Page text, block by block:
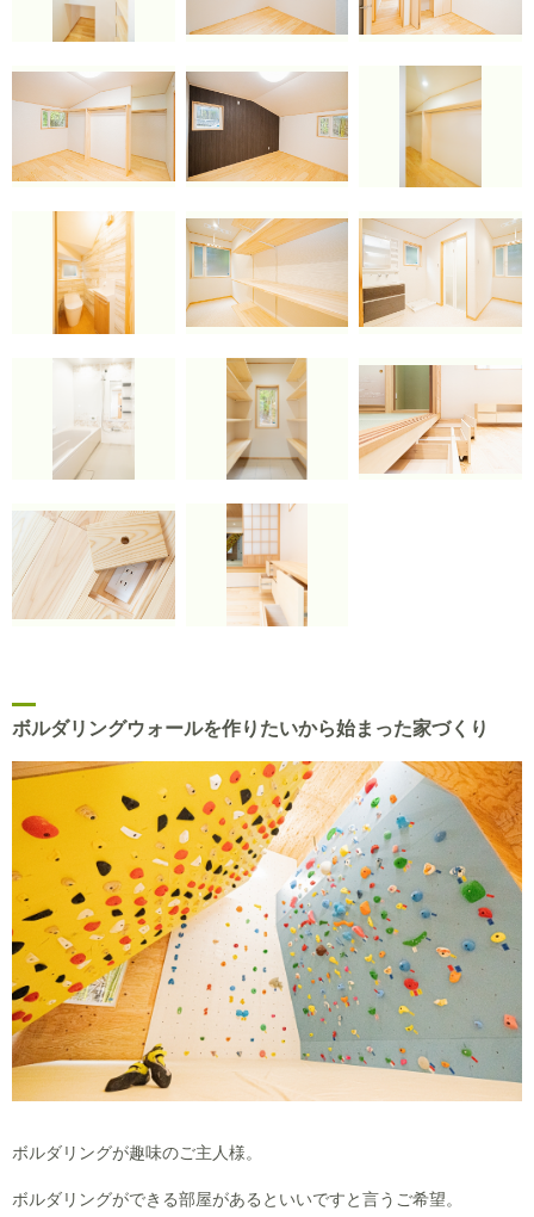
ボルダリングウォールを作りたいから始まった家づくり
ボルダリングが趣味のご主人様。
ボルダリングができる部屋があるといいですと言うご希望。